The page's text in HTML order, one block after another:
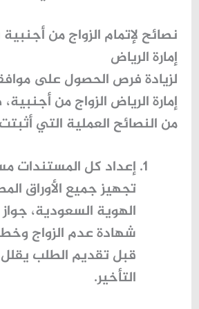
نصائح لإتمام الزواج من
إمارة الرياض
لزيادة فرص الحصول على
إمارة الرياض الزواج من أجنبية
من النصائح العملية التي
إعداد كل المستندات
تجهيز جميع الأوراق
الهوية السعودية،
شهادة عدم الزواج
قبل تقديم الطلب
التأخير.